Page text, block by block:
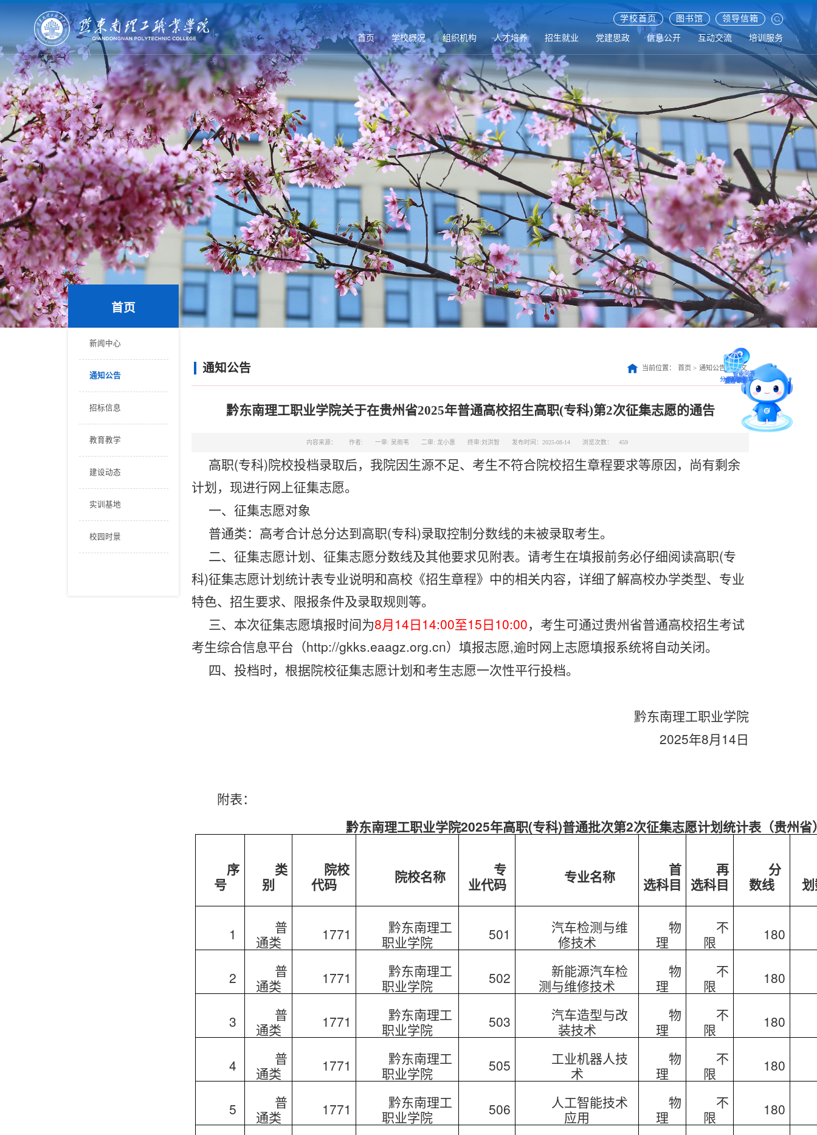
学校首页 图书馆 领导信箱
首页 学校概况 组织机构 人才培养 招生就业 党建思政 信息公开 互动交流 培训服务
首页
新闻中心
通知公告
招标信息
教育教学
建设动态
实训基地
校园时景
通知公告 当前位置： 首页 > 通知公告 > 正文
黔东南理工职业学院关于在贵州省2025年普通高校招生高职(专科)第2次征集志愿的通告
内容来源： 作者: 一审: 吴雨苇 二审: 龙小惠 终审:刘洪智 发布时间：2025-08-14 浏览次数： 459
高职(专科)院校投档录取后， 我院因生源不足、考生不符合院校招生章程要求等原因，尚有剩余
计划，现进行网上征集志愿。
一、征集志愿对象
普通类：高考合计总分达到高职(专科)录取控制分数线的未被录取考生。
二、 征集志愿计划、征集志愿分数线及其他要求见附表。请考生在填报前务必仔细阅读高职(专
科)征集志愿计划统计表专业说明和高校《招生章程》中的相关内容，详细了解高校办学类型、专业
特色、招生要求、限报条件及录取规则等。
三、 本次征集志愿填报时间为8月14日14:00至15日10:00，考生可通过贵州省普通高校招生考试
考生综合信息平台（http://gkks.eaagz.org.cn）填报志愿,逾时网上志愿填报系统将自动关闭。
四、投档时，根据院校征集志愿计划和考生志愿一次性平行投档。
黔东南理工职业学院
2025年8月14日
附表：
黔东南理工职业学院2025年高职(专科)普通批次第2次征集志愿计划统计表（贵州省
序
号
类
别
院校
代码
院校名称
专
业代码
专业名称
首
选科目
再
选科目
分
数线
1
普
通类
1771
黔东南理工
职业学院
501
汽车检测与维
修技术
物
理
不
限
180
2
普
通类
1771
黔东南理工
职业学院
502
新能源汽车检
测与维修技术
物
理
不
限
180
3
普
通类
1771
黔东南理工
职业学院
503
汽车造型与改
装技术
物
理
不
限
180
4
普
通类
1771
黔东南理工
职业学院
505
工业机器人技
术
物
理
不
限
180
5
普
通类
1771
黔东南理工
职业学院
506
人工智能技术
应用
物
理
不
限
180
留言板
直通专业
官方微信